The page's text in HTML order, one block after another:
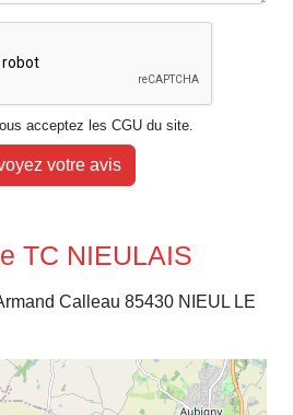
acceptez les CGU du site.
votre avis
TC NIEULAIS
Calleau 85430 NIEUL LE